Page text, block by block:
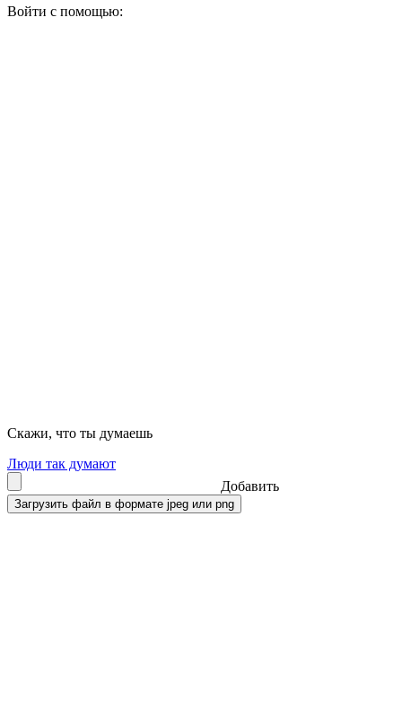
Войти с помощью:
Скажи, что ты думаешь
Люди так думают
Добавить